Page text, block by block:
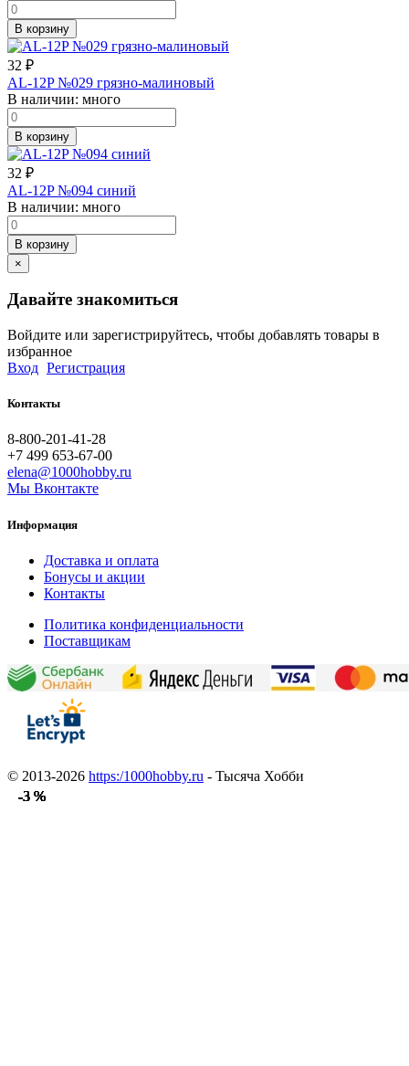
-3 %
-3 %
-3 %
-3 %
-3 %
-3 %
-3 %
-3 %
-3 %
-3 %
В корзину
-3 %
32 ₽
AL-12P №029 грязно-малиновый
В наличии: много
В корзину
-3 %
32 ₽
AL-12P №094 синий
В наличии: много
В корзину
×
Давайте знакомиться
Войдите или зарегистрируйтесь, чтобы добавлять товары в
избранное
Вход Регистрация
Контакты
8-800-201-41-28
+7 499 653-67-00
elena@1000hobby.ru
Мы Вконтакте
Информация
Доставка и оплата
Бонусы и акции
Контакты
Политика конфиденциальности
Поставщикам
© 2013-2026 https:/1000hobby.ru - Тысяча Хобби